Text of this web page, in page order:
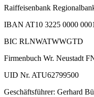
Raiffeisenbank
IBAN AT10 3225 0000
BIC RLNWATWWGTD
Firmenbuch Wr. Neustadt
UID Nr. ATU62799500
Geschäftsführer: Gerhard